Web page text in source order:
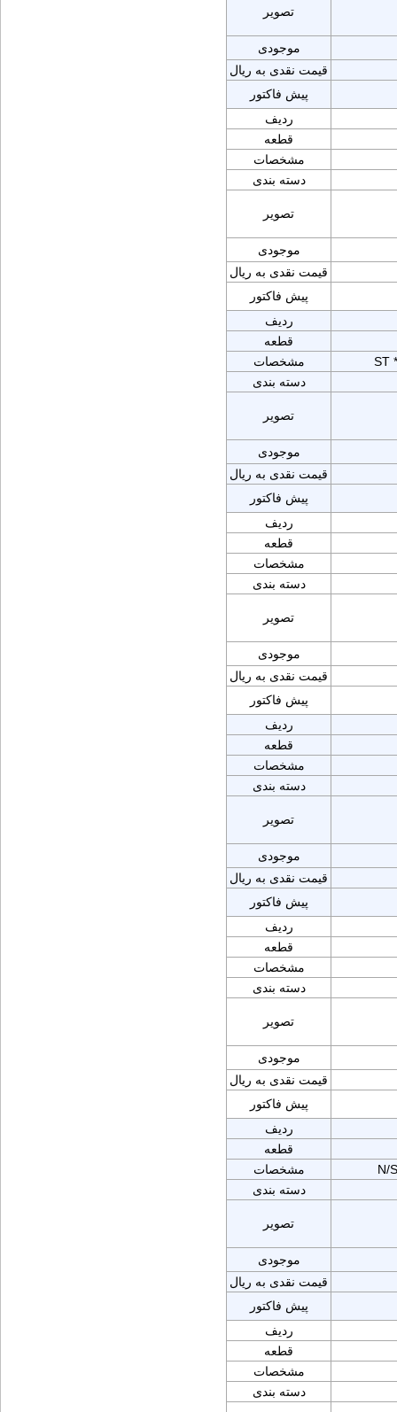
تصویر
موجودی
قیمت نقدی به ریال
پیش فاکتور
ردیف
قطعه
مشخصات
دسته بندی
تصویر
موجودی
قیمت نقدی به ریال
پیش فاکتور
ردیف
قطعه
مشخصات
ST
دسته بندی
تصویر
موجودی
قیمت نقدی به ریال
پیش فاکتور
ردیف
قطعه
مشخصات
دسته بندی
تصویر
موجودی
قیمت نقدی به ریال
پیش فاکتور
ردیف
قطعه
مشخصات
دسته بندی
تصویر
موجودی
قیمت نقدی به ریال
پیش فاکتور
ردیف
قطعه
مشخصات
دسته بندی
تصویر
موجودی
قیمت نقدی به ریال
پیش فاکتور
ردیف
قطعه
مشخصات
N/
دسته بندی
تصویر
موجودی
قیمت نقدی به ریال
پیش فاکتور
ردیف
قطعه
مشخصات
دسته بندی